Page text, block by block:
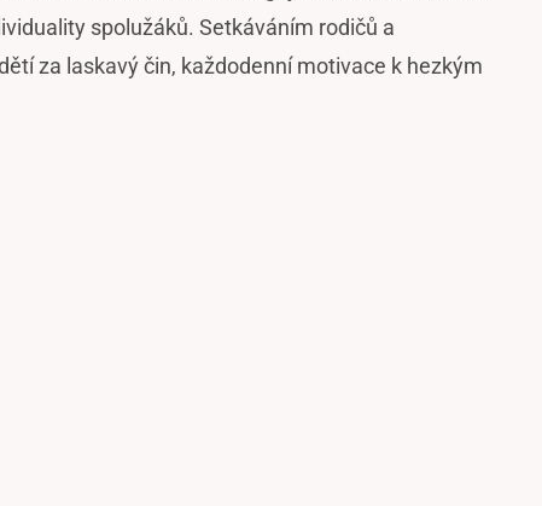
spolužáků. Setkáváním rodičů a
za laskavý čin, každodenní motivace k hezkým